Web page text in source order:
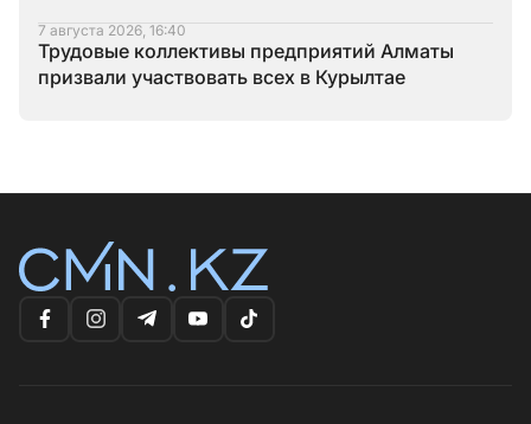
7 августа 2026, 16:40
Трудовые коллективы предприятий Алматы
призвали участвовать всех в Курылтае